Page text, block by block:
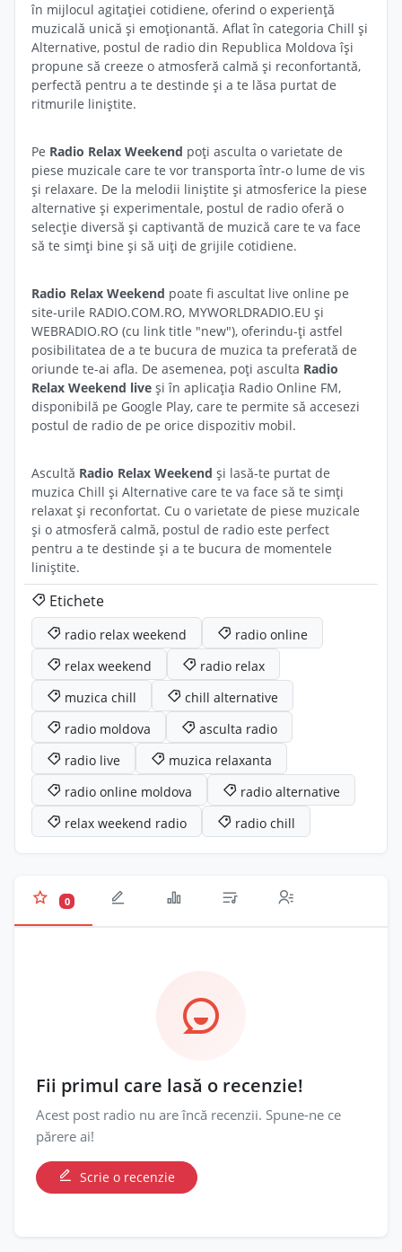
în mijlocul agitației cotidiene, oferind o experiență
muzicală unică și emoționantă. Aflat în categoria Chill și
Alternative, postul de radio din Republica Moldova își
propune să creeze o atmosferă calmă și reconfortantă,
perfectă pentru a te destinde și a te lăsa purtat de
ritmurile liniștite.
Pe Radio Relax Weekend poți asculta o varietate de
piese muzicale care te vor transporta într-o lume de vis
și relaxare. De la melodii liniștite și atmosferice la piese
alternative și experimentale, postul de radio oferă o
selecție diversă și captivantă de muzică care te va face
să te simți bine și să uiți de grijile cotidiene.
Radio Relax Weekend poate fi ascultat live online pe
site-urile RADIO.COM.RO, MYWORLDRADIO.EU și
WEBRADIO.RO (cu link title "new"), oferindu-ți astfel
posibilitatea de a te bucura de muzica ta preferată de
oriunde te-ai afla. De asemenea, poți asculta Radio
Relax Weekend live și în aplicația Radio Online FM,
disponibilă pe Google Play, care te permite să accesezi
postul de radio de pe orice dispozitiv mobil.
Ascultă Radio Relax Weekend și lasă-te purtat de
muzica Chill și Alternative care te va face să te simți
relaxat și reconfortat. Cu o varietate de piese muzicale
și o atmosferă calmă, postul de radio este perfect
pentru a te destinde și a te bucura de momentele
liniștite.
Etichete
radio relax weekend
radio online
relax weekend
radio relax
muzica chill
chill alternative
radio moldova
asculta radio
radio live
muzica relaxanta
radio online moldova
radio alternative
relax weekend radio
radio chill
0
Fii primul care lasă o recenzie!
Acest post radio nu are încă recenzii. Spune-ne ce
părere ai!
Scrie o recenzie